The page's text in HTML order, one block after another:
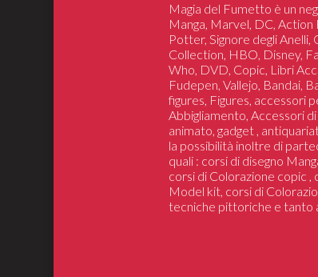
Magia del Fumetto è un
Manga, Marvel, DC,
Potter, Signore degli
Collection, HBO, Disney,
Who, DVD, Copic, Libri
Fudepen, Vallejo, Bandai,
figures, Figures, accessori
Abbigliamento, Accessori
animato, gadget ,
la possibilità inoltre di
quali : corsi di disegno
corsi di Colorazione copic ,
Model kit, corsi di
tecniche pittoriche e tanto